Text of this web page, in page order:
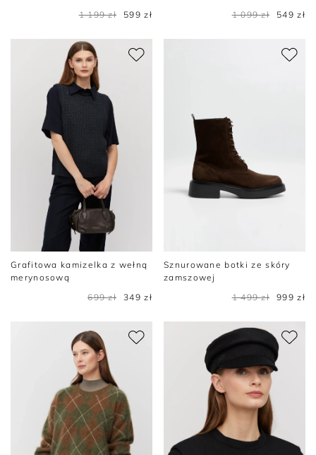
1 199 zł
599 zł
1 099 zł
549 zł
Grafitowa kamizelka z wełną
merynosową
699 zł
349 zł
Sznurowane botki ze skóry
zamszowej
1 499 zł
999 zł